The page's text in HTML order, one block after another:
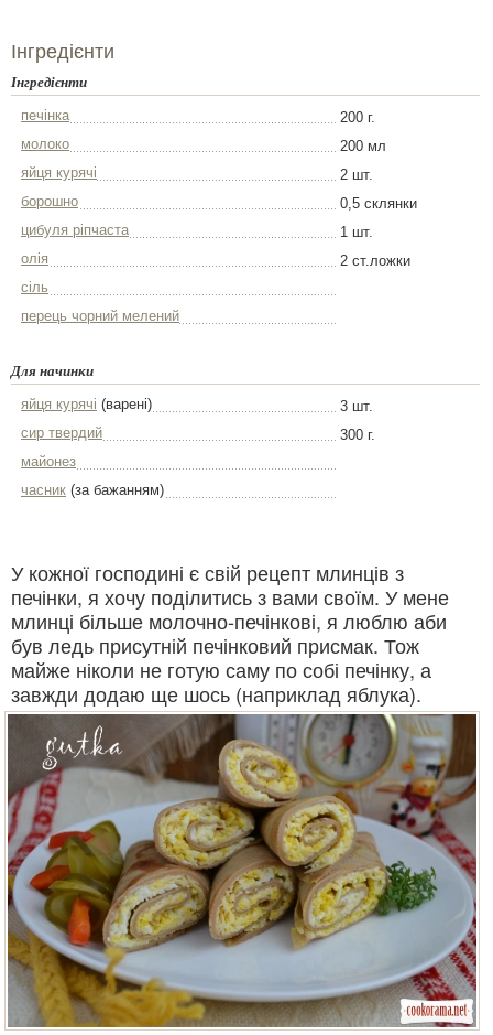
Інгредієнти
Інгредієнти
печінка
200 г.
молоко
200 мл
яйця курячі
2 шт.
борошно
0,5 склянки
цибуля ріпчаста
1 шт.
олія
2 ст.ложки
сіль
перець чорний мелений
Для начинки
яйця курячі (варені)
3 шт.
сир твердий
300 г.
майонез
часник (за бажанням)
У кожної господині є свій рецепт млинців з
печінки, я хочу поділитись з вами своїм. У мене
млинці більше молочно-печінкові, я люблю аби
був ледь присутній печінковий присмак. Тож
майже ніколи не готую саму по собі печінку, а
завжди додаю ще шось (наприклад яблука).